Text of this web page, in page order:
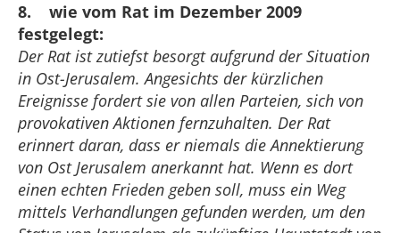
8. wie vom Rat im Dezember 2009
festgelegt:
Der Rat ist zutiefst besorgt aufgrund der Situation
in Ost-Jerusalem. Angesichts der kürzlichen
Ereignisse fordert sie von allen Parteien, sich von
provokativen Aktionen fernzuhalten. Der Rat
erinnert daran, dass er niemals die Annektierung
von Ost Jerusalem anerkannt hat. Wenn es dort
einen echten Frieden geben soll, muss ein Weg
mittels Verhandlungen gefunden werden, um den